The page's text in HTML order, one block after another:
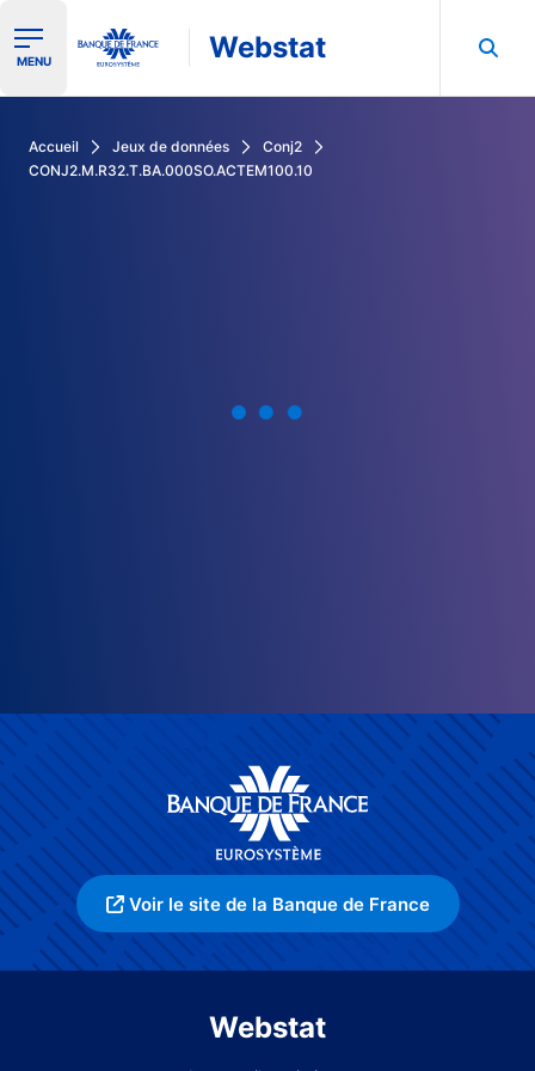
Ouvrir le menu de navigation
MENU Webstat
Accueil Jeux de données
Conj2
CONJ2.M.R32.T.BA.000SO.ACTEM100.10
Voir le site de la Banque de France
Webstat